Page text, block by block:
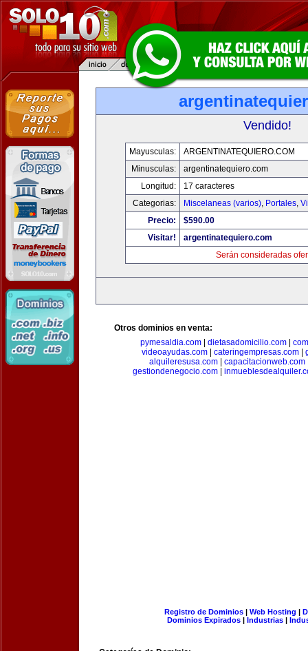
Vendido!
Mayusculas:
ARGENTINATEQUIERO.COM
Minusculas:
argentinatequiero.com
Longitud:
17 caracteres
Categorias:
Miscelaneas (varios), Portales,
Precio:
$590.00
Visitar!
argentinatequiero.com
Serán consideradas
Otros dominios en venta:
pymesaldia.com| dietasadomicilio.com|
videoayudas.com| cateringempresas.com|
alquileresusa.com
capacitacionweb.com
gestiondenegocio.com|
Registro de Dominios| Web Hosting |
Dominios Expirados | Industrias |